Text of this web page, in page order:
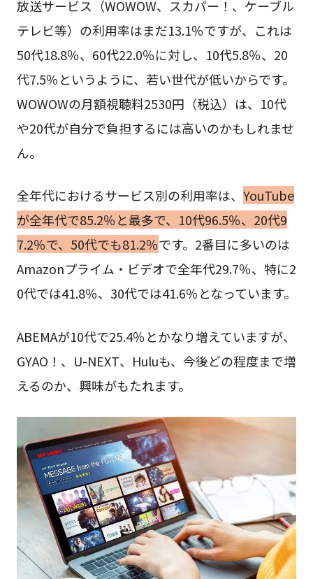
放送サービス（WOWOW、スカパー！、ケーブル
テレビ等）の利用率はまだ13.1％ですが、これは
50代18.8％、60代22.0％に対し、10代5.8％、20
代7.5％というように、若い世代が低いからです。
WOWOWの月額視聴料2530円（税込）は、10代
や20代が自分で負担するには高いのかもしれませ
ん。
全年代におけるサービス別の利用率は、 YouTube
が全年代で85.2％と最多で、10代96.5％、20代9
7.2％で、50代でも81.2％です。2番目に多いのは
Amazonプライム・ビデオで全年代29.7％、特に2
0代では41.8％、30代では41.6％となっています。
ABEMAが10代で25.4％とかなり増えていますが、
GYAO！、U-NEXT、Huluも、今後どの程度まで増
えるのか、興味がもたれます。